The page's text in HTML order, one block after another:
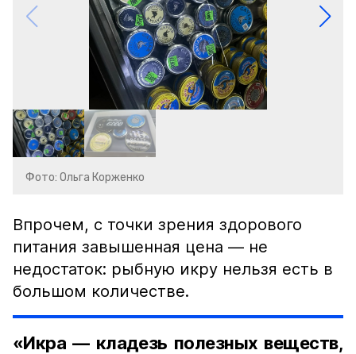
Фото: Ольга Корженко
Впрочем, с точки зрения здорового
питания завышенная цена — не
недостаток: рыбную икру нельзя есть в
большом количестве.
«Икра — кладезь полезных веществ,